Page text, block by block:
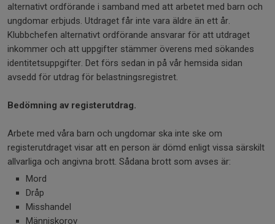
alternativt ordförande i samband med att arbetet med barn och
ungdomar erbjuds. Utdraget får inte vara äldre än ett år.
Klubbchefen alternativt ordförande ansvarar för att utdraget
inkommer och att uppgifter stämmer överens med sökandes
identitetsuppgifter. Det förs sedan in på vår hemsida sidan
avsedd för utdrag för belastningsregistret.
Bedömning av registerutdrag.
Arbete med våra barn och ungdomar ska inte ske om
registerutdraget visar att en person är dömd enligt vissa särskilt
allvarliga och angivna brott. Sådana brott som avses är:
Mord
Dråp
Misshandel
Människorov